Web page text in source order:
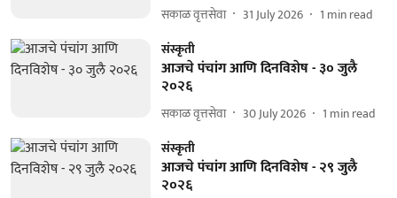
सकाळ वृत्तसेवा 31 July 2026 1 min read
संस्कृती
आजचे पंचांग आणि दिनविशेष - ३० जुलै
२०२६
सकाळ वृत्तसेवा 30 July 2026 1 min read
संस्कृती
आजचे पंचांग आणि दिनविशेष - २९ जुलै
२०२६